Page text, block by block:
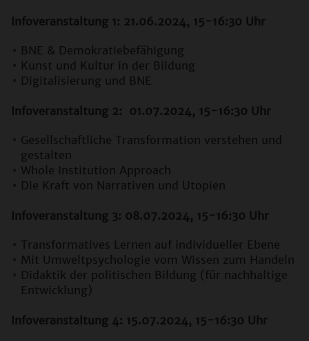
Infoveranstaltung 1: 21.06.2024, 15-16:30 Uhr
BNE & Demokratiebefähigung
Kunst und Kultur in der Bildung
Digitalisierung und BNE
Infoveranstaltung 2: 01.07.2024, 15-16:30 Uhr
Gesellschaftliche Transformation verstehen und
gestalten
Whole Institution Approach
Die Kraft von Narrativen und Utopien
Infoveranstaltung 3: 08.07.2024, 15-16:30 Uhr
Transformatives Lernen auf individueller Ebene
Mit Umweltpsychologie vom Wissen zum Handeln
Didaktik der politischen Bildung (für nachhaltige
Entwicklung)
Infoveranstaltung 4: 15.07.2024, 15-16:30 Uhr